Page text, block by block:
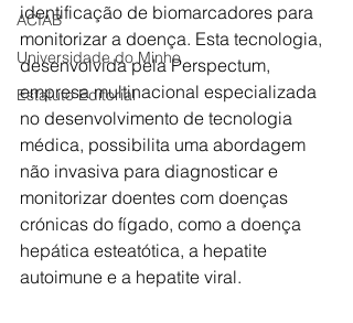
ACIAB
Universidade do Minho
Estatuto Editorial
identificação de biomarcadores para
monitorizar a doença. Esta tecnologia,
desenvolvida pela Perspectum,
empresa multinacional especializada
no desenvolvimento de tecnologia
médica, possibilita uma abordagem
não invasiva para diagnosticar e
monitorizar doentes com doenças
crónicas do fígado, como a doença
hepática esteatótica, a hepatite
autoimune e a hepatite viral.